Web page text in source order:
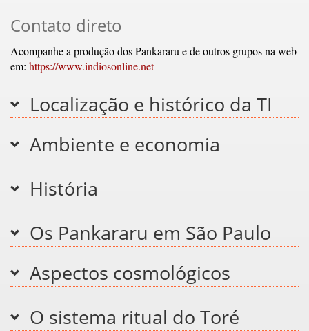
Contato direto
Acompanhe a produção dos Pankararu e de outros grupos na web
em: https://www.indiosonline.net
Localização e histórico da TI
Ambiente e economia
História
Os Pankararu em São Paulo
Aspectos cosmológicos
O sistema ritual do Toré